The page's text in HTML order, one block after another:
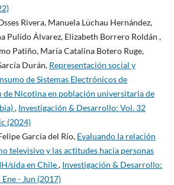
Rivera, Manuela Lüchau Hernández,
Pulido Álvarez, Elizabeth Borrero Roldán ,
Patiño, María Catalina Botero Ruge,
Durán, Representación social y
de Sistemas Electrónicos de
Nicotina en población universitaria de
, Investigación & Desarrollo: Vol. 32
(2024)
García del Río, Evaluando la relación
televisivo y las actitudes hacia personas
sida en Chile, Investigación & Desarrollo:
- Jun (2017)